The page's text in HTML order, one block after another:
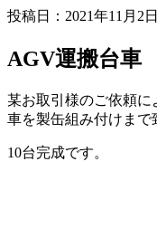
投稿日：2021年11月2日
AGV運搬台車
某お取引様のご依頼
車を製缶組み付けまで
10台完成です。